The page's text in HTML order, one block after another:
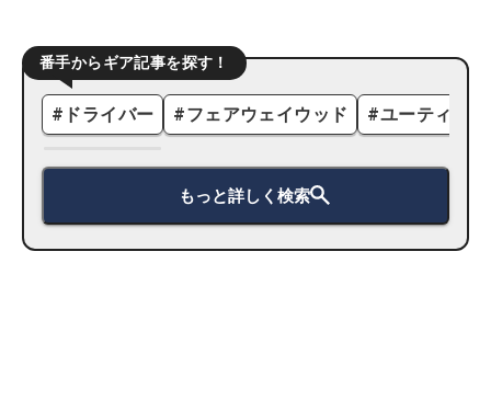
番手からギア記事を探す！
# ドライバー #フェアウェイウッド #ユーティリ
もっと詳しく検索